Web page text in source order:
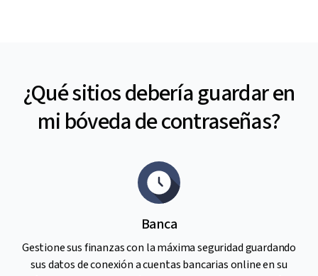
¿Qué sitios debería guardar en
mi bóveda de contraseñas?
Banca
Gestione sus finanzas con la máxima seguridad guardando
sus datos de conexión a cuentas bancarias online en su